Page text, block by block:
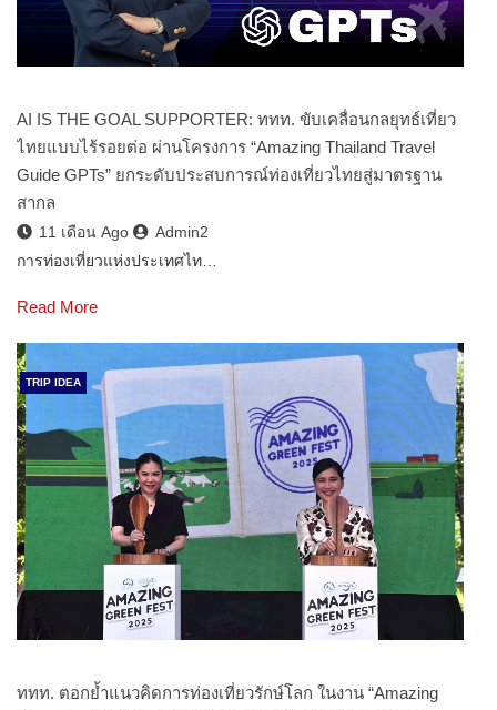
AI IS THE GOAL SUPPORTER: ททท. ขับเคลื่อนกลยุทธ์เที่ยว
ไทยแบบไร้รอยต่อ ผ่านโครงการ “Amazing Thailand Travel
Guide GPTs” ยกระดับประสบการณ์ท่องเที่ยวไทยสู่มาตรฐาน
สากล
11 เดือน Ago
Admin2
การท่องเที่ยวแห่งประเทศไท…
Read More
TRIP IDEA
ททท. ตอกย้ำแนวคิดการท่องเที่ยวรักษ์โลก ในงาน “Amazing